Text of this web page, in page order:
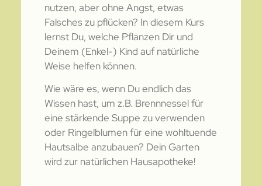
nutzen, aber ohne Angst, etwas
Falsches zu pflücken? In diesem Kurs
lernst Du, welche Pflanzen Dir und
Deinem (Enkel-) Kind auf natürliche
Weise helfen können.
Wie wäre es, wenn Du endlich das
Wissen hast, um z.B. Brennnessel für
eine stärkende Suppe zu verwenden
oder Ringelblumen für eine wohltuende
Hautsalbe anzubauen? Dein Garten
wird zur natürlichen Hausapotheke!